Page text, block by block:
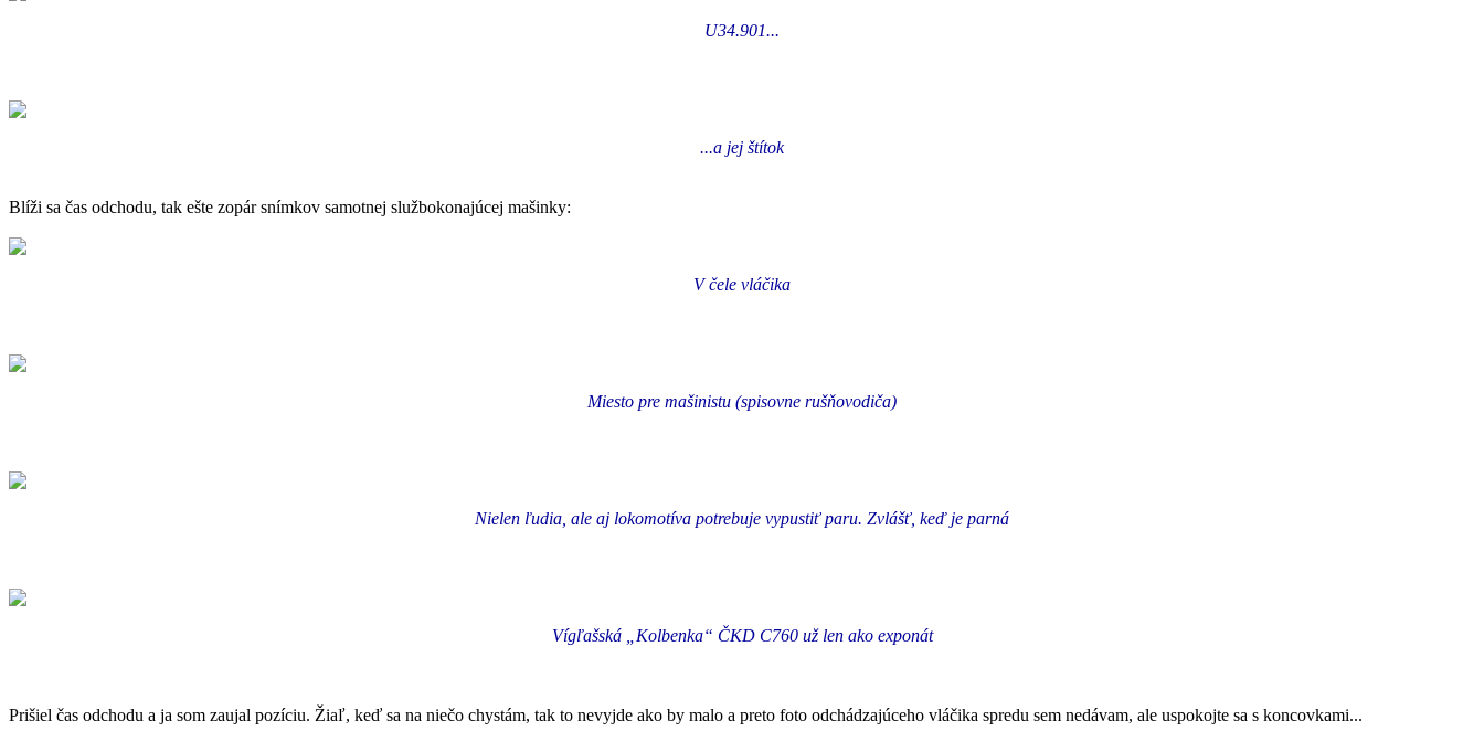
U34.901...
...a jej štítok
Blíži sa čas odchodu, tak ešte zopár snímkov samotnej službokonajúcej mašinky:
V čele vláčika
Miesto pre mašinistu (spisovne rušňovodiča)
Nielen ľudia, ale aj lokomotíva potrebuje vypustiť paru. Zvlášť, keď je parná
Vígľašská „Kolbenka“ ČKD C760 už len ako exponát
Prišiel čas odchodu a ja som zaujal pozíciu. Žiaľ, keď sa na niečo chystám, tak to nevyjde ako by malo a preto foto odchádzajúceho vláčika spredu sem nedávam, ale uspokojte sa s koncovkami...